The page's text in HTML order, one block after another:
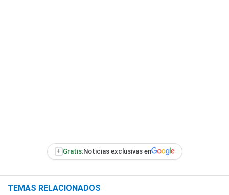
+ Gratis:Noticias exclusivas en
TEMAS RELACIONADOS